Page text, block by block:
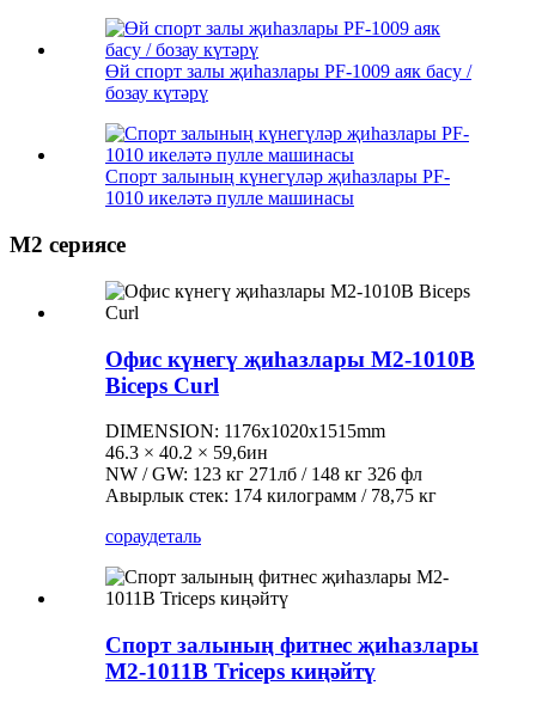
Өй спорт залы җиһазлары PF-1009 аяк басу /
бозау күтәрү
Спорт залының күнегүләр җиһазлары PF-
1010 икеләтә пулле машинасы
M2 сериясе
Офис күнегү җиһазлары M2-1010B
Biceps Curl
DIMENSION: 1176x1020x1515mm
46.3 × 40.2 × 59,6ин
NW / GW: 123 кг 271лб / 148 кг 326 фл
Авырлык стек: 174 килограмм / 78,75 кг
сораудеталь
Спорт залының фитнес җиһазлары
M2-1011B Triceps киңәйтү